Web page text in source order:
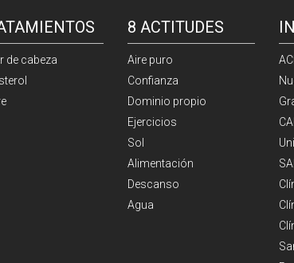
de cabeza
8 ACTITUDES
Aire puro
Confianza
Dominio propio
Ejercicios
Sol
Alimentación
Descanso
Agua